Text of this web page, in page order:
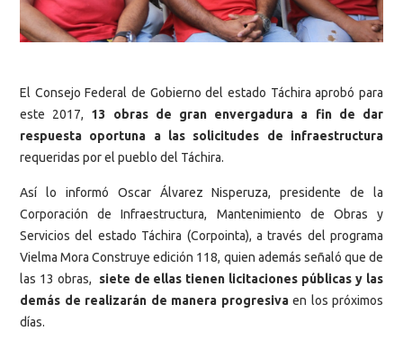
El Consejo Federal de Gobierno del estado Táchira aprobó para
este 2017, 13 obras de gran envergadura a fin de dar
respuesta oportuna a las solicitudes de infraestructura
requeridas por el pueblo del Táchira.
Así lo informó Oscar Álvarez Nisperuza, presidente de la
Corporación de Infraestructura, Mantenimiento de Obras y
Servicios del estado Táchira (Corpointa), a través del programa
Vielma Mora Construye edición 118, quien además señaló que de
las 13 obras, siete de ellas tienen licitaciones públicas y las
demás de realizarán de manera progresivaen los próximos
días.